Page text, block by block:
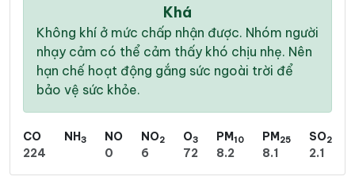
Khá
Không khí ở mức chấp nhận được. Nhóm người
nhạy cảm có thể cảm thấy khó chịu nhẹ. Nên
hạn chế hoạt động gắng sức ngoài trời để
bảo vệ sức khỏe.
CO
224
NH3
NO
0
NO2
6
O3
72
PM10
8.2
PM25
8.1
SO2
2.1